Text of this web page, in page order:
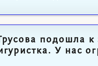
подошла
У нас